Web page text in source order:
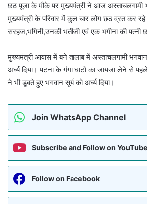
छठ पूजा के मौके पर मुख्यमंत्री ने आज अस्ताचलगामी
मुख्यमंत्री के परिवार में कुल चार लोग छठ व्रत कर
सरहज,भगिनी,उनकी भतीजी एवं एक भगीना की पत्नी
मुख्यमंत्री आवास में बने तालाब में अस्ताचलगामी
अर्घ्य दिया। पटना के गंगा घाटों का जायजा लेने से
ने भी डूबते हुए भगवान सूर्य को अर्घ्य दिया।
Join WhatsApp Channel
Subscribe and Follow on YouTube
Follow on Facebook